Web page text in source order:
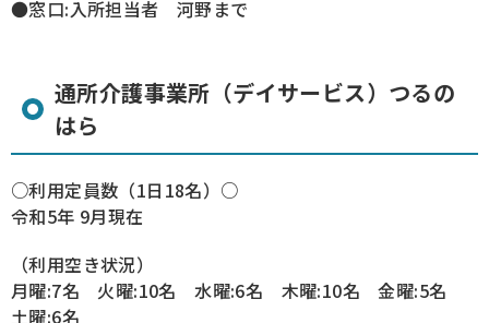
●窓口:入所担当者 河野まで
通所介護事業所（デイサービス）つるの
はら
○利用定員数（1日18名）○
令和5年 9月現在
（利用空き状況）
月曜:7名 火曜:10名 水曜:6名 木曜:10名 金曜:5名
土曜:6名